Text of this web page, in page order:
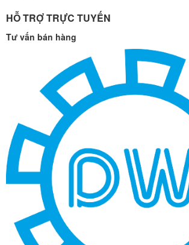
HỖ TRỢ TRỰC TUYẾN
Tư vấn bán hàng